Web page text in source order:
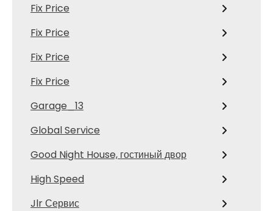
Fix Price
Fix Price
Fix Price
Fix Price
Garage_13
Global Service
Good Night House, гостиный двор
High Speed
Jlr Сервис